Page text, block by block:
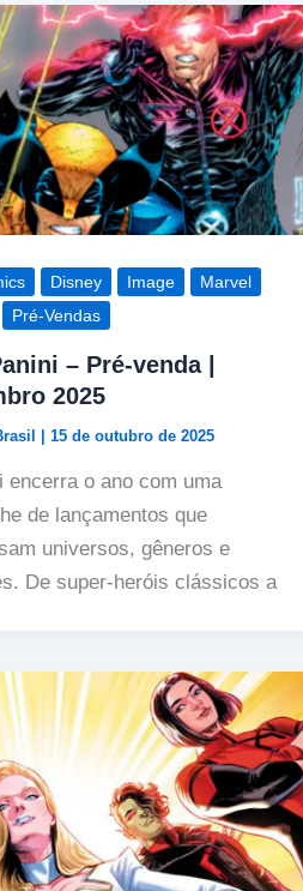
Disney Image
Marvel
Pré-Vendas
– Pré-venda |
2025
|15 de outubro de 2025
encerra o ano com uma
de lançamentos que
universos, gêneros e
De super-heróis clássicos a